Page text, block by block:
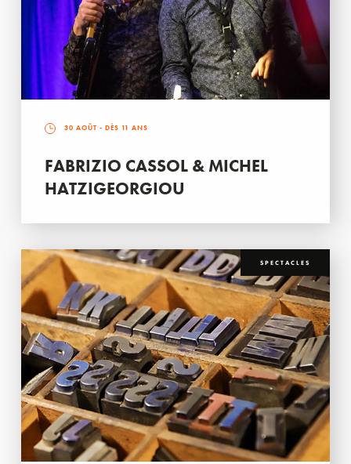
30 AOÛT - DÈS 11 ANS
FABRIZIO CASSOL & MICHEL
HATZIGEORGIOU
SPECTACLES